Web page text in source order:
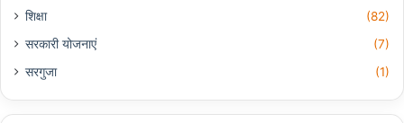
शिक्षा
(82)
सरकारी योजनाएं
(7)
सरगुजा
(1)